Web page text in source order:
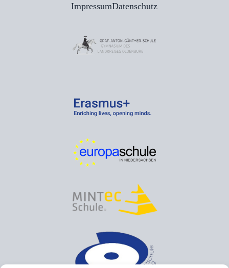
ImpressumDatenschutz